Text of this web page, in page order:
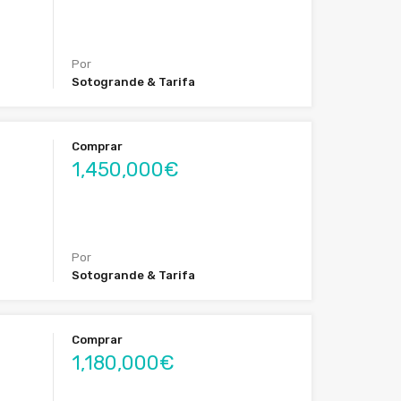
Por
Sotogrande & Tarifa
Comprar
1,450,000€
Por
Sotogrande & Tarifa
Comprar
1,180,000€